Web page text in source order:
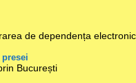
de dependența
București